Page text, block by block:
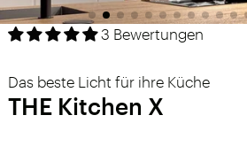
3 Bewertungen
Das beste Licht für ihre Küche
THE Kitchen X